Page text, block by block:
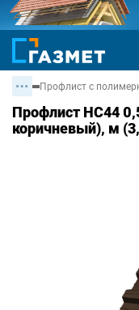
Профлист с
Профлист НС44
коричневый), м